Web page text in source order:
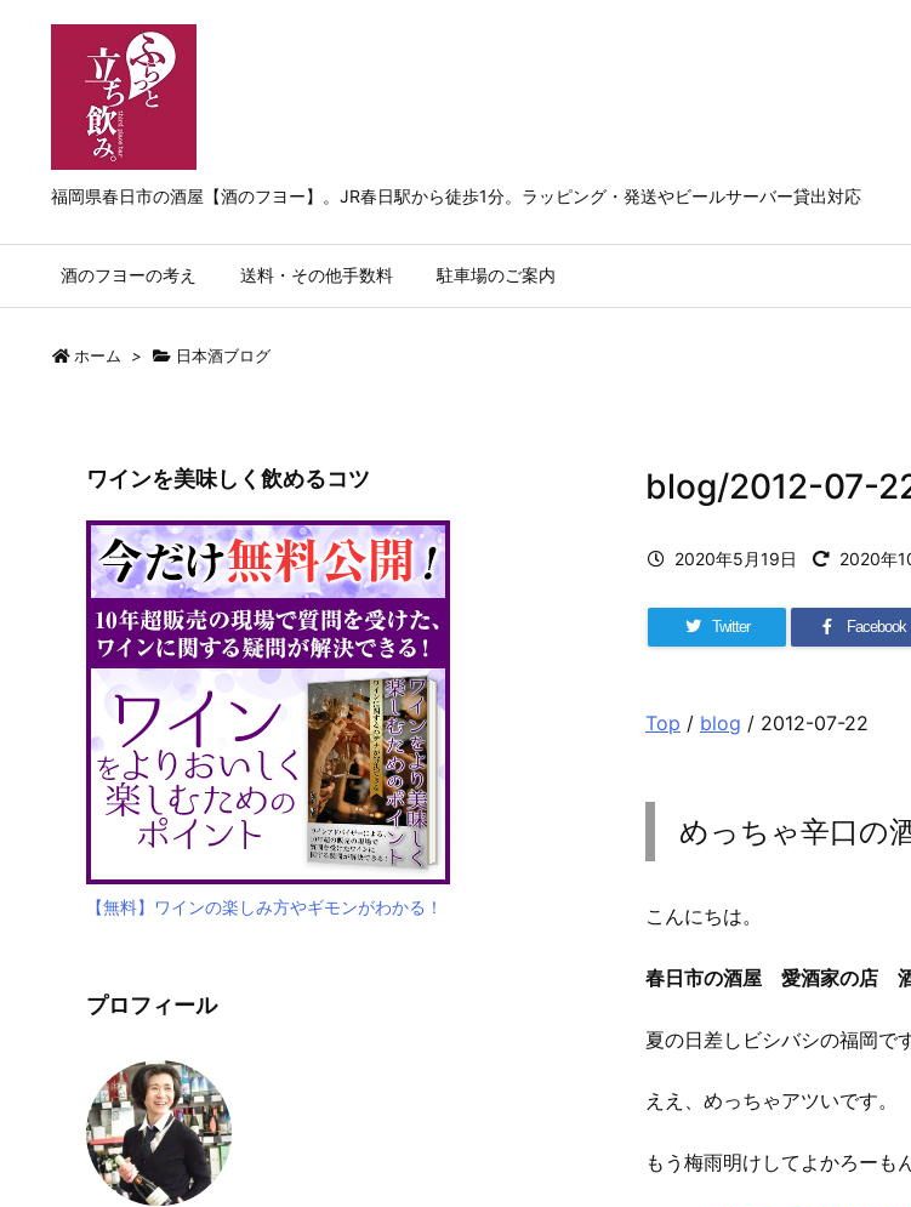
福岡県春日市の酒屋【酒のフヨー】。JR春日駅から徒歩1分。ラッピング・発送やビールサーバー貸出対応
酒のフヨーの考え 送料・その他手数料 駐車場のご案内
ホーム > 日本酒ブログ
blog/2012-07-
2020年5月19日 2020年
Twitter Facebook
Top / blog / 2012-07-22
めっちゃ辛口の
こんにちは。
春日市の酒屋 愛酒家の店
夏の日差しビシバシの福岡です
ええ、めっちゃアツいです。
もう梅雨明けしてよかろーも
ワインを美味しく飲めるコツ
【無料】ワインの楽しみ方やギモンがわかる！
プロフィール